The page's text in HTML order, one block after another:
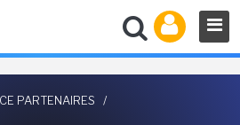
PARTENAIRES /